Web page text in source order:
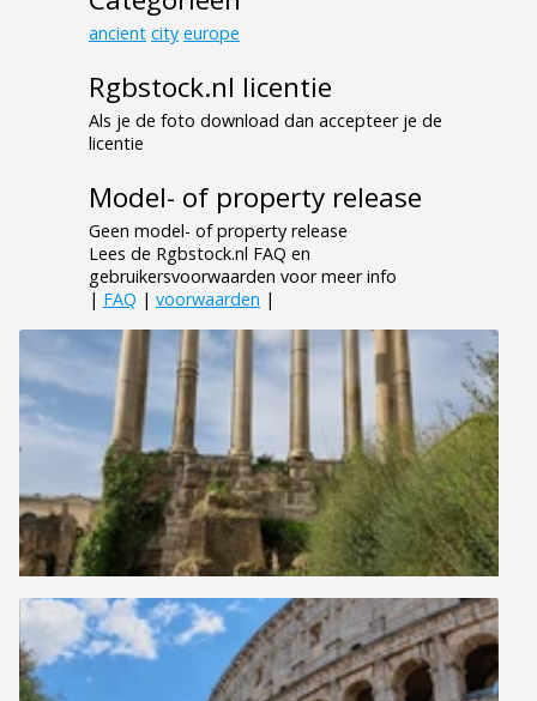
ancient city europe
Rgbstock.nl licentie
Als je de foto download dan accepteer je de
licentie
Model- of property release
Geen model- of property release
Lees de Rgbstock.nl FAQ en
gebruikersvoorwaarden voor meer info
| FAQ | voorwaarden |